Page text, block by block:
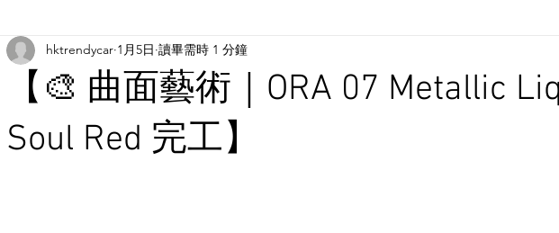
【🎨 曲面藝術｜ORA 07 Metallic
Soul Red 完工】
hktrendycar 1月5日 讀畢需時 1 分鐘